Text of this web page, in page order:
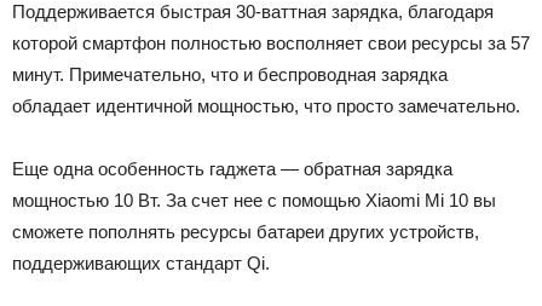
Поддерживается быстрая 30-ваттная зарядка, благодаря
которой смартфон полностью восполняет свои ресурсы за 57
минут. Примечательно, что и беспроводная зарядка
обладает идентичной мощностью, что просто замечательно.
Еще одна особенность гаджета — обратная зарядка
мощностью 10 Вт. За счет нее с помощью Xiaomi Mi 10 вы
сможете пополнять ресурсы батареи других устройств,
поддерживающих стандарт Qi.